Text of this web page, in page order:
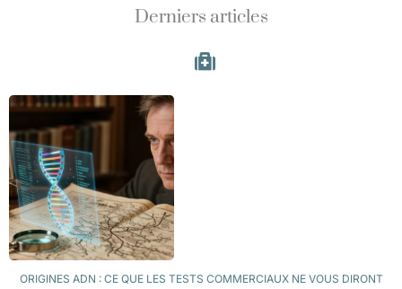
Derniers articles
ORIGINES ADN : CE QUE LES TESTS COMMERCIAUX NE VOUS DIRONT